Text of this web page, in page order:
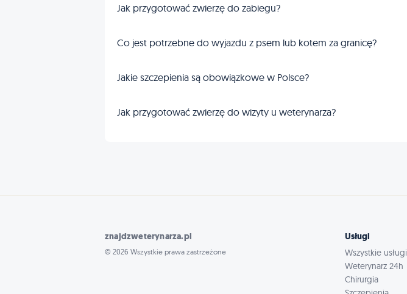
Jak przygotować zwierzę do zabiegu?
Co jest potrzebne do wyjazdu z psem lub kotem za granicę?
Jakie szczepienia są obowiązkowe w Polsce?
Jak przygotować zwierzę do wizyty u weterynarza?
znajdzweterynarza.pl
© 2026 Wszystkie prawa zastrzeżone
Usługi
Wszystkie usługi
Weterynarz 24h
Chirurgia